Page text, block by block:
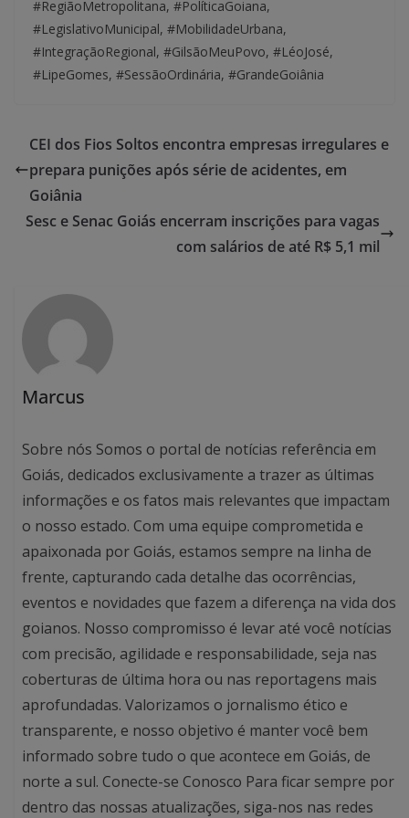
#RegiãoMetropolitana, #PolíticaGoiana,
#LegislativoMunicipal, #MobilidadeUrbana,
#IntegraçãoRegional, #GilsãoMeuPovo, #LéoJosé,
#LipeGomes, #SessãoOrdinária, #GrandeGoiânia
CEI dos Fios Soltos encontra empresas irregulares e
prepara punições após série de acidentes, em
Goiânia
Sesc e Senac Goiás encerram inscrições para vagas
com salários de até R$ 5,1 mil
Marcus
Sobre nós Somos o portal de notícias referência em
Goiás, dedicados exclusivamente a trazer as últimas
informações e os fatos mais relevantes que impactam
o nosso estado. Com uma equipe comprometida e
apaixonada por Goiás, estamos sempre na linha de
frente, capturando cada detalhe das ocorrências,
eventos e novidades que fazem a diferença na vida dos
goianos. Nosso compromisso é levar até você notícias
com precisão, agilidade e responsabilidade, seja nas
coberturas de última hora ou nas reportagens mais
aprofundadas. Valorizamos o jornalismo ético e
transparente, e nosso objetivo é manter você bem
informado sobre tudo o que acontece em Goiás, de
norte a sul. Conecte-se Conosco Para ficar sempre por
dentro das nossas atualizações, siga-nos nas redes